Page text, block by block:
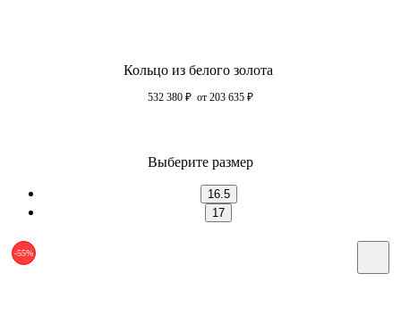
Кольцо из белого золота
532 380 ₽ от 203 635 ₽
Выберите размер
16.5
17
-55%